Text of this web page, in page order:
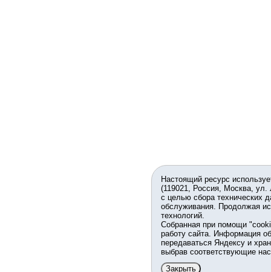
Настоящий ресурс
(119021, Россия, Москва,
с целью сбора технических
обслуживания. Продолжая
технологий.
Собранная при помощи
работу сайта. Информация
передаваться Яндексу и
выбрав соответствующие
Закрыть